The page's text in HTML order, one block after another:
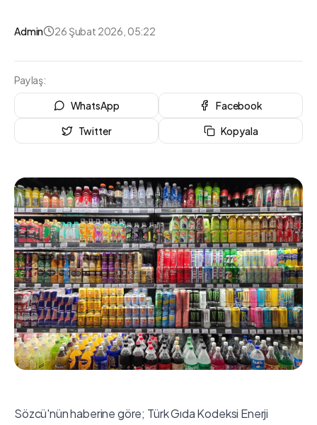
Admin 26 Şubat 2026, 05:22
Paylaş:
WhatsApp
Facebook
Twitter
Kopyala
Sözcü'nün haberine göre; Türk Gıda Kodeksi Enerji